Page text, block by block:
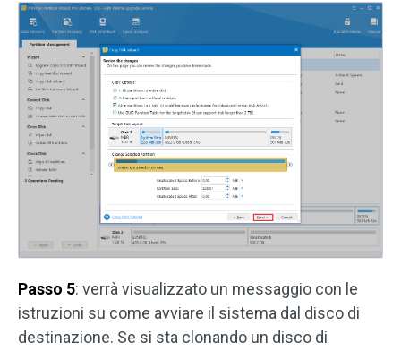
Passo 5: verrà visualizzato un messaggio con le
istruzioni su come avviare il sistema dal disco di
destinazione. Se si sta clonando un disco di